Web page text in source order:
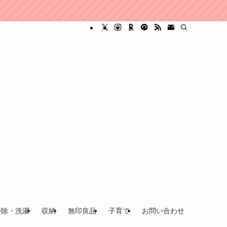
・洗濯 収納 無印良品 子育て お問い合わせ